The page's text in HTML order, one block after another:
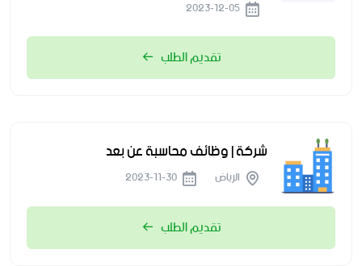
تقديم الطلب
شركة | وظائف محاسبة عن بعد
الرياض
تقديم الطلب